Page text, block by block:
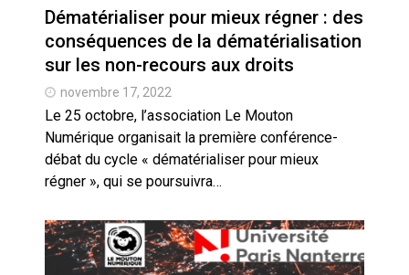
En Seine-et-Marne, le projet de
Campus IA doit sortir des
champs : « On impose et copie
le gigantisme états-unien »
Addendum sur les machines à
laver, et l’intelligence artificielle
La vaste blague du macronisme
crypto-spatial
cœur du problème
Dématérialiser pour mieux régner : des
conséquences de la dématérialisation
sur les non-recours aux droits
novembre 17, 2022
Le 25 octobre, l’association Le Mouton
Numérique organisait la première conférence-
débat du cycle « dématérialiser pour mieux
régner », qui se poursuivra…